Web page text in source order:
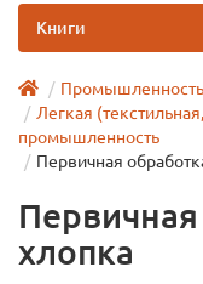
Книги
Промышленность
Легкая
промышленность
Первичная
хлопка